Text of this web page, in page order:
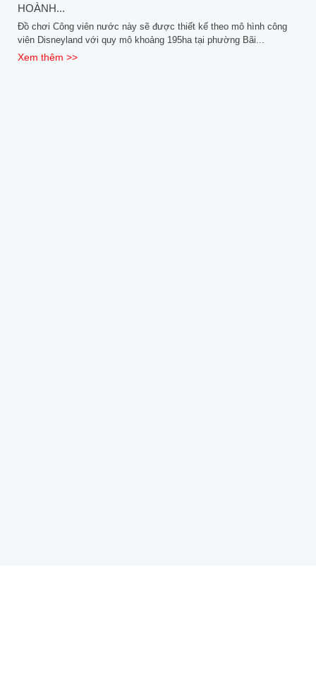
HOÀNH...
Đồ chơi Công viên nước này sẽ được thiết kế theo mô hình công
viên Disneyland với quy mô khoảng 195ha tại phường Bãi...
Xem thêm >>